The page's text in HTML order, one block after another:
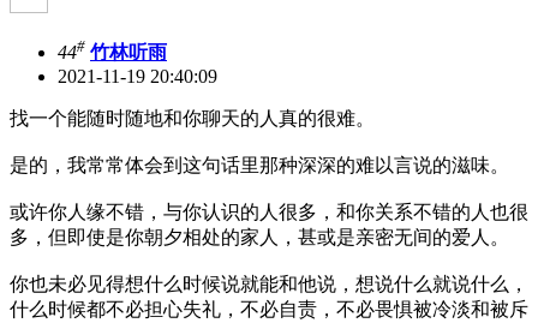
44# 竹林听雨
2021-11-19 20:40:09
找一个能随时随地和你聊天的人真的很难。
是的，我常常体会到这句话里那种深深的难以言说的滋味。
或许你人缘不错，与你认识的人很多，和你关系不错的人也很
多，但即使是你朝夕相处的家人，甚或是亲密无间的爱人。
你也未必见得想什么时候说就能和他说，想说什么就说什么，
什么时候都不必担心失礼，不必自责，不必畏惧被冷淡和被斥